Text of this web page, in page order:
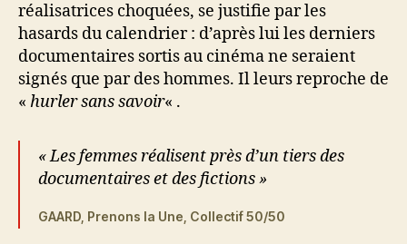
réalisatrices choquées, se justifie par les
hasards du calendrier : d’après lui les derniers
documentaires sortis au cinéma ne seraient
signés que par des hommes. Il leurs reproche de
« hurler sans savoir« .
« Les femmes réalisent près d’un tiers des
documentaires et des fictions »
GAARD, Prenons la Une, Collectif 50/50